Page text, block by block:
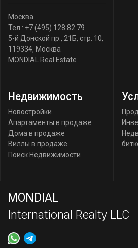
Москва
Тел.: +7 (495) 128 82 79
5-й Донской пр., 21Б, стр. 10,
119334, Москва
MONDIAL Real Estate
Недвижимость
Новостройки
Апартаменты в продаже
Дома в продаже
Виллы в продаже
Поиск Недвижимости
MONDIAL
International Realty LLC